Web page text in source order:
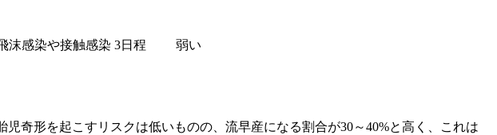
沫感染や接触感染 3日程 弱い
奇形を起こすリスクは低いものの、流早産になる割合が30～40%と高く、これは